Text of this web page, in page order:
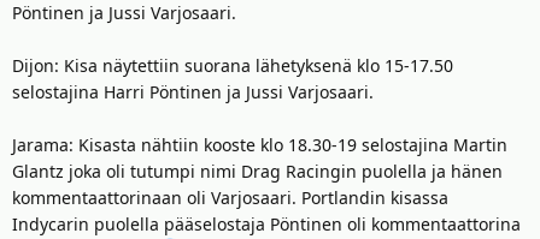
Pöntinen ja Jussi Varjosaari.
Dijon: Kisa näytettiin suorana lähetyksenä klo 15-17.50
selostajina Harri Pöntinen ja Jussi Varjosaari.
Jarama: Kisasta nähtiin kooste klo 18.30-19 selostajina Martin
Glantz joka oli tutumpi nimi Drag Racingin puolella ja hänen
kommentaattorinaan oli Varjosaari. Portlandin kisassa
Indycarin puolella pääselostaja Pöntinen oli kommentaattorina